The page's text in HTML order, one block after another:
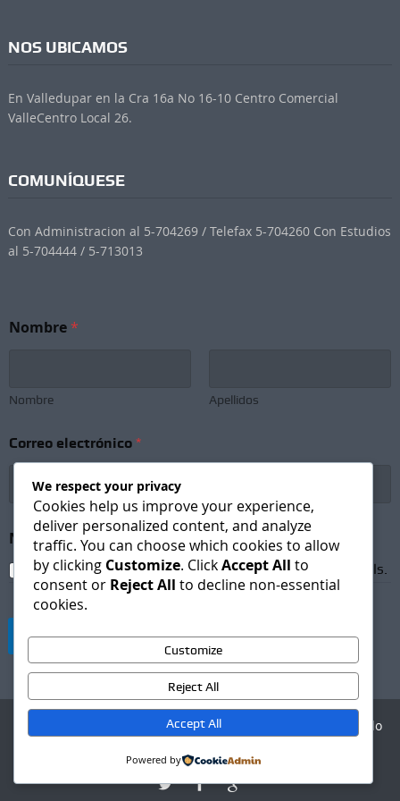
NOS UBICAMOS
En Valledupar en la Cra 16a No 16-10 Centro Comercial
ValleCentro Local 26.
COMUNÍQUESE
Con Administracion al 5-704269 / Telefax 5-704260 Con Estudios
al 5-704444 / 5-713013
o
o
w
s
t
r
b
c
Nombre*
Nombre Apellidos
Correo electrónico *
Newsletter Subscription*
I agree to receive newsletters and promotional emails.
Suscribirse
Agencia Digital - Desarrollo
We respect your privacy
Cookies help us improve your experience,
deliver personalized content, and analyze
traffic. You can choose which cookies to allow
by clicking Customize. ClickAccept All to
consent or Reject All to decline non-essential
cookies.
Customize
Reject All
Accept All
Powered by